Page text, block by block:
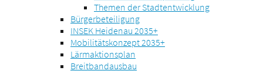
Themen der Stadtentwicklung
Bürgerbeteiligung
INSEK Heidenau 2035+
Mobilitätskonzept 2035+
Lärmaktionsplan
Breitbandausbau